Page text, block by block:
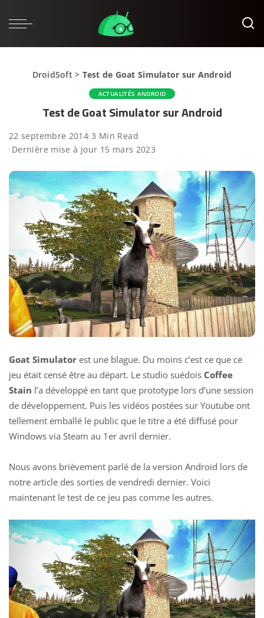
DroidSoft > Test de Goat Simulator sur Android
ACTUALITÉS ANDROID
Test de Goat Simulator sur Android
22 septembre 2014 3 Min Read
Dernière mise à jour 15 mars 2023
Goat Simulator est une blague. Du moins c’est ce que ce
jeu était censé être au départ. Le studio suédois Coffee
Stain l’a développé en tant que prototype lors d’une session
de développement. Puis les vidéos postées sur Youtube ont
tellement emballé le public que le titre a été diffusé pour
Windows via Steam au 1er avril dernier.
Nous avons brièvement parlé de la version Android lors de
notre article des sorties de vendredi dernier. Voici
maintenant le test de ce jeu pas comme les autres.